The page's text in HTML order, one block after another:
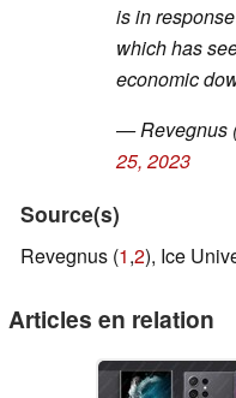
is in
which has
economic
— Revegnus
25, 2023
Source(s)
Revegnus (1,2), Ice
Articles en relation